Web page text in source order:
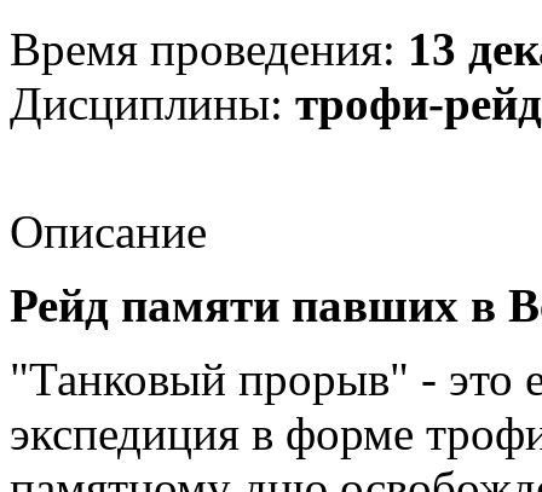
Время проведения: 13
Дисциплины: трофи-
Описание
Рейд памяти павших в
"Танковый прорыв" - это
экспедиция в форме